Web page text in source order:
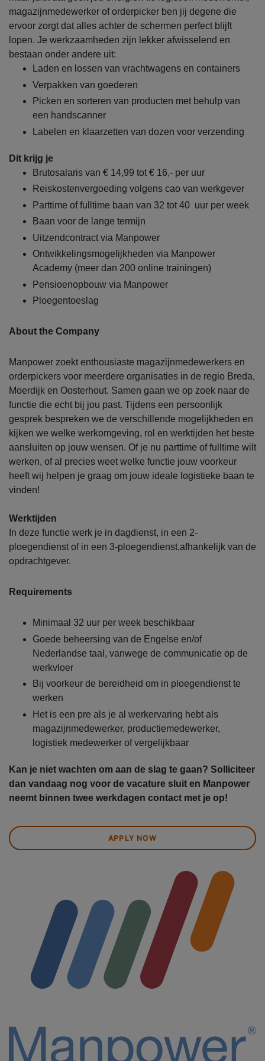
magazijnmedewerker of orderpicker ben jij degene die
ervoor zorgt dat alles achter de schermen perfect blijft
lopen. Je werkzaamheden zijn lekker afwisselend en
bestaan onder andere uit:
Laden en lossen van vrachtwagens en containers
Verpakken van goederen
Picken en sorteren van producten met behulp van
een handscanner
Labelen en klaarzetten van dozen voor verzending
Dit krijg je
Brutosalaris van € 14,99 tot € 16,- per uur
Reiskostenvergoeding volgens cao van werkgever
Parttime of fulltime baan van 32 tot 40 uur per week
Baan voor de lange termijn
Uitzendcontract via Manpower
Ontwikkelingsmogelijkheden via Manpower
Academy (meer dan 200 online trainingen)
Pensioenopbouw via Manpower
Ploegentoeslag
About the Company
Manpower zoekt enthousiaste magazijnmedewerkers en
orderpickers voor meerdere organisaties in de regio Breda,
Moerdijk en Oosterhout. Samen gaan we op zoek naar de
functie die echt bij jou past. Tijdens een persoonlijk
gesprek bespreken we de verschillende mogelijkheden en
kijken we welke werkomgeving, rol en werktijden het beste
aansluiten op jouw wensen. Of je nu parttime of fulltime wilt
werken, of al precies weet welke functie jouw voorkeur
heeft wij helpen je graag om jouw ideale logistieke baan te
vinden!
Werktijden
In deze functie werk je in dagdienst, in een 2-
ploegendienst of in een 3-ploegendienst,afhankelijk van de
opdrachtgever.
Requirements
Minimaal 32 uur per week beschikbaar
Goede beheersing van de Engelse en/of
Nederlandse taal, vanwege de communicatie op de
werkvloer
Bij voorkeur de bereidheid om in ploegendienst te
werken
Het is een pre als je al werkervaring hebt als
magazijnmedewerker, productiemedewerker,
logistiek medewerker of vergelijkbaar
Kan je niet wachten om aan de slag te gaan? Solliciteer
dan vandaag nog voor de vacature sluit en Manpower
neemt binnen twee werkdagen contact met je op!
APPLY NOW